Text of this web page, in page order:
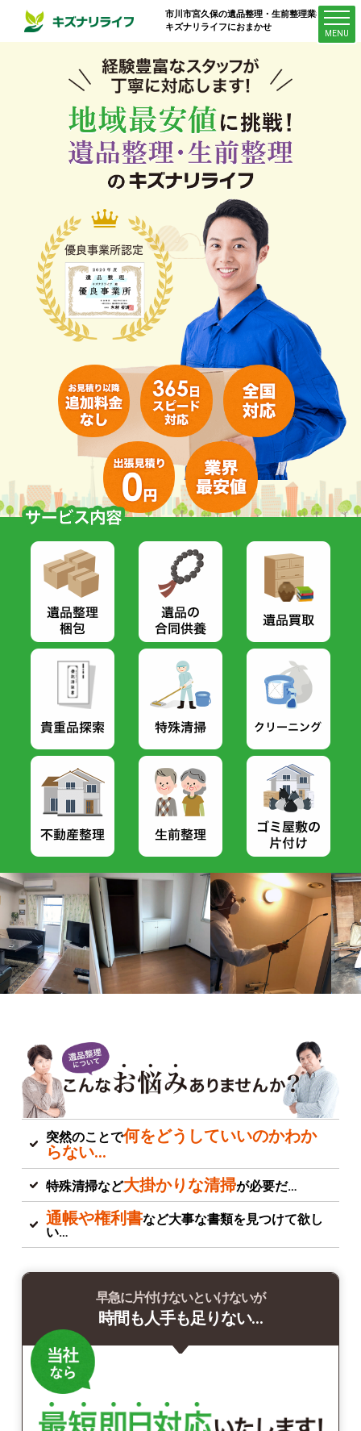
市川市宮久保の遺品整理・生前整理業者は
キズナリライフにおまかせ
突然のことで何をどうしていいのかわか
らない…
特殊清掃など大掛かりな清掃が必要だ…
通帳や権利書など大事な書類を見つけて欲し
い…
早急に片付けないといけないが
時間も人手も足りない…